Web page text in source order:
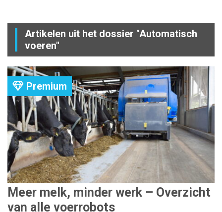
Artikelen uit het dossier "Automatisch
voeren"
Premium
Meer melk, minder werk – Overzicht
van alle voerrobots